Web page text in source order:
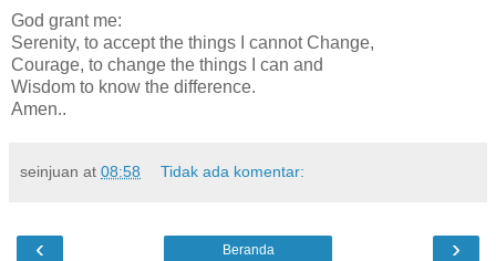
God grant me:
Serenity, to accept the things I cannot Change,
Courage, to change the things I can and
Wisdom to know the difference.
Amen..
seinjuan at 08:58 Tidak ada komentar:
‹ ›
Beranda